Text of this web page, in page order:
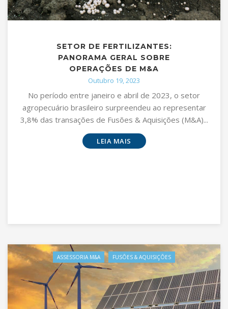
SETOR DE FERTILIZANTES:
PANORAMA GERAL SOBRE
OPERAÇÕES DE M&A
Outubro 19, 2023
No período entre janeiro e abril de 2023, o setor
agropecuário brasileiro surpreendeu ao representar
3,8% das transações de Fusões & Aquisições (M&A)...
LEIA MAIS
ASSESSORIA M&A FUSÕES & AQUISIÇÕES